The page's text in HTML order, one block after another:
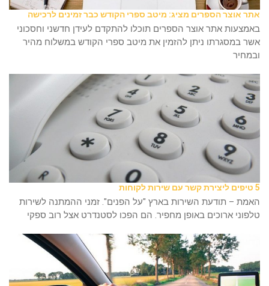
אתר אוצר הספרים מציג: מיטב ספרי הקודש כבר זמינים לרכישה
באמצעות אתר אוצר הספרים תוכלו להתקדם לעידן חדשני וחסכוני
אשר במסגרתו ניתן להזמין את מיטב ספרי הקודש במשלוח מהיר
ובמחיר
האמת – תודעת השירות בארץ "על הפנים". זמני ההמתנה לשירות
טלפוני ארוכים באופן מחפיר. הם הפכו לסטנדרט אצל רוב ספקי